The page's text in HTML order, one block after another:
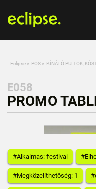
Eclipse » POS » KÍNÁLÓ PULTOK,
E058
PROMO
#Alkalmas: festival
#Megközelíthetőség: 1